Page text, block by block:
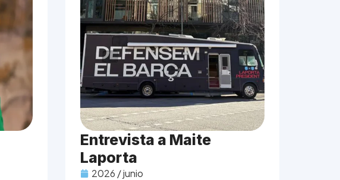
Entrevista a Maite
Laporta
2026 / junio